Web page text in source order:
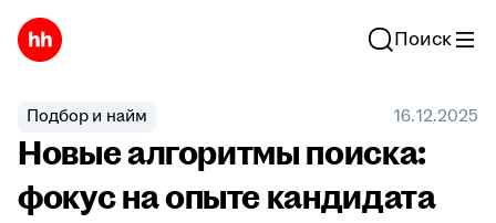
Поиск
Подбор и найм 16.12.2025
Новые алгоритмы поиска:
фокус на опыте кандидата